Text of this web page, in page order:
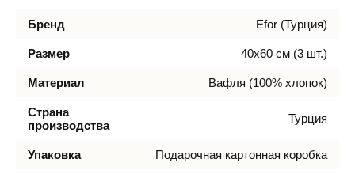
Бренд Efor (Турция)
Размер 40х60 см (3 шт.)
Материал Вафля (100% хлопок)
Страна
производства
Турция
Упаковка Подарочная картонная коробка